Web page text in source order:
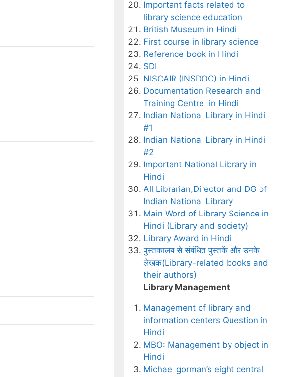
Important facts related to
library science education
British Museum in Hindi
First course in library science
Reference book in Hindi
SDI
NISCAIR (INSDOC) in Hindi
Documentation Research and
Training Centre in Hindi
Indian National Library in Hindi
#1
Indian National Library in Hindi
#2
Important National Library in
Hindi
All Librarian,Director and DG of
Indian National Library
Main Word of Library Science in
Hindi (Library and society)
Library Award in Hindi
पुस्तकालय से संबंधित पुस्तकें और उनके
लेखक(Library-related books and
their authors)
Library Management
Management of library and
information centers Question in
Hindi
MBO: Management by object in
Hindi
Michael gorman’s eight central